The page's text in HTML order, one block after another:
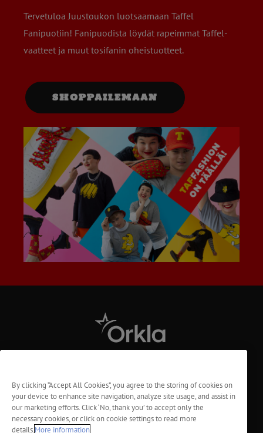
Tervetuloa Juustoukon luotsaamaan Taffel
Fanipuotiin! Fanipuodista löydät rapeimmat Taffel-
vaatteet ja muut tosifanin oheistuotteet.
SHOPPAILEMAAN
Tietosuoja
Vastuu
By clicking “Accept All Cookies”, you agree to the storing of cookies on
your device to enhance site navigation, analyze site usage, and assist in
our marketing efforts. Click ‘No, thank you’ to accept only the
necessary cookies, or click on cookie settings to read more
details.More information